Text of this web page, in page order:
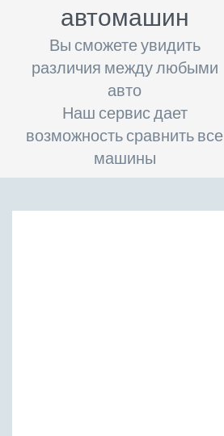
автомашин
Вы сможете увидить
различия между любыми
авто
Наш сервис дает
возможность сравнить все
машины